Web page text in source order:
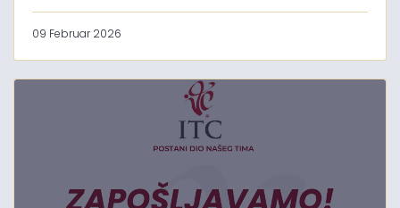
09 Februar 2026